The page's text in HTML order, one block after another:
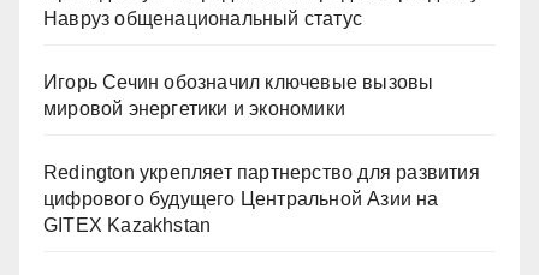
Навруз общенациональный статус
Игорь Сечин обозначил ключевые вызовы
мировой энергетики и экономики
Redington укрепляет партнерство для развития
цифрового будущего Центральной Азии на
GITEX Kazakhstan